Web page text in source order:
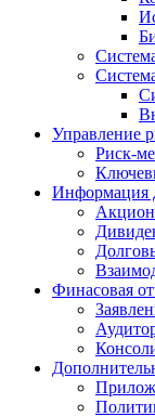
Управление
Риск-
Информация
Финасовая